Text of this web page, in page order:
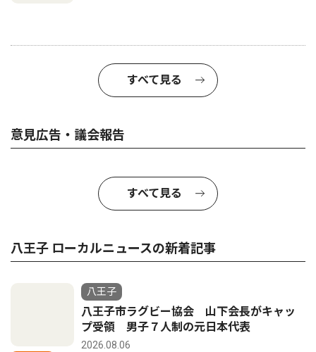
すべて見る
意見広告・議会報告
すべて見る
八王子 ローカルニュースの新着記事
八王子
八王子市ラグビー協会 山下会長がキャッ
プ受領 男子７人制の元日本代表
2026.08.06